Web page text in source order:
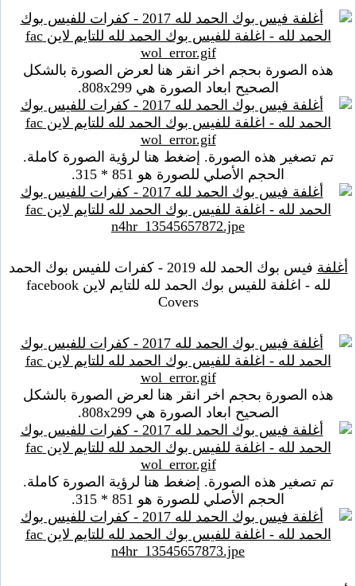
هذه الصورة بحجم اخر انقر هنا لعرض الصورة بالشكل
الصحيح ابعاد الصورة هي 808x299.
تم تصغير هذه الصورة. إضغط هنا لرؤية الصورة كاملة.
الحجم الأصلي للصورة هو 851 * 315.
أغلفة
فيس بوك الحمد لله 2019 - كفرات للفيس بوك الحمد
لله - اغلفة للفيس بوك الحمد لله للتايم لاين facebook
Covers
هذه الصورة بحجم اخر انقر هنا لعرض الصورة بالشكل
الصحيح ابعاد الصورة هي 808x299.
تم تصغير هذه الصورة. إضغط هنا لرؤية الصورة كاملة.
الحجم الأصلي للصورة هو 851 * 315.